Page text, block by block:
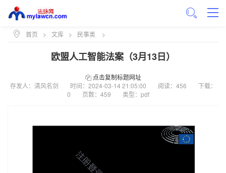
首页 > 文库 > 民事类 >
欧盟人工智能法案（3月13日）
点击复制标题网址
存发人：清风名剑
时间： 2024-03-14 21:05:00 阅读：456
下载：
0
页数：459 类型：pdf